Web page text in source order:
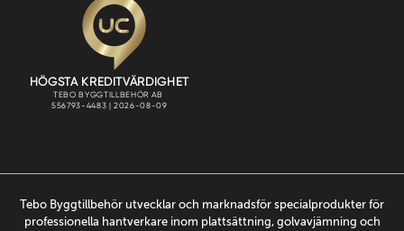
Tebo Byggtillbehör utvecklar och marknadsför specialprodukter för
professionella hantverkare inom plattsättning, golvavjämning och